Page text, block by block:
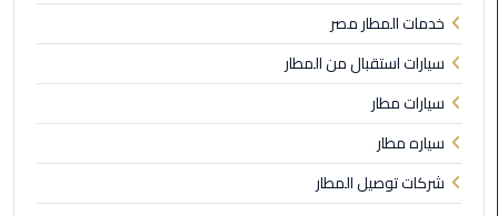
ليموزين
مطار
العاصمة
الادارية
ليموزين
مطار
القاهرة
خدمات المطار مصر
سيارات استقبال من المطار
سيارات مطار
سياره مطار
شركات توصيل المطار